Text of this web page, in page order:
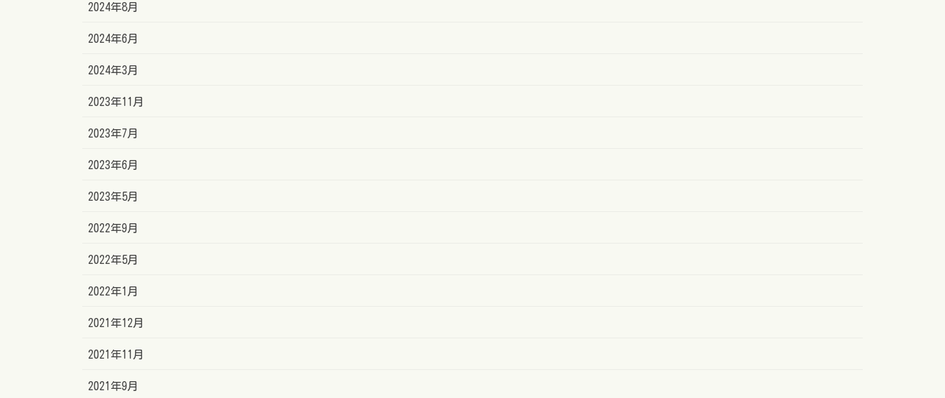
2024年8月
2024年6月
2024年3月
2023年11月
2023年7月
2023年6月
2023年5月
2022年9月
2022年5月
2022年1月
2021年12月
2021年11月
2021年9月